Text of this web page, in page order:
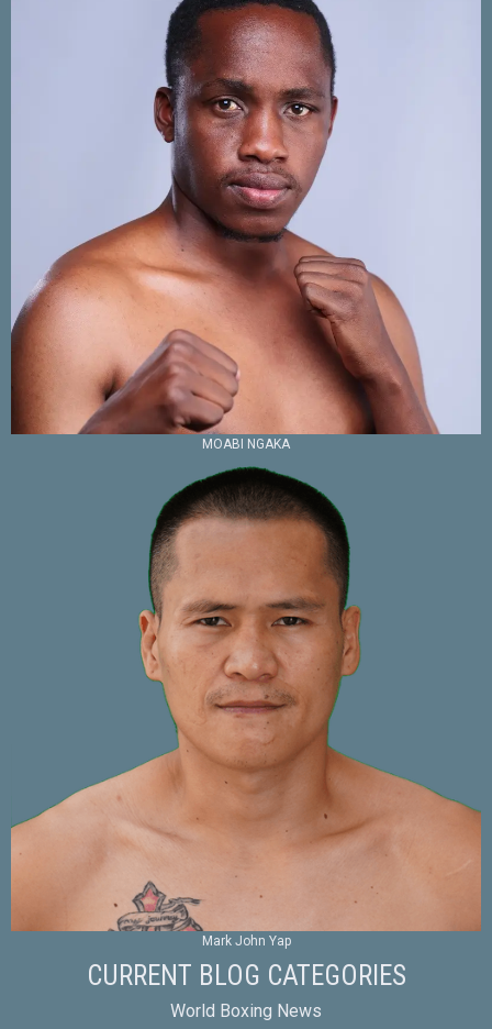
MOABI NGAKA
Mark John Yap
CURRENT BLOG CATEGORIES
World Boxing News